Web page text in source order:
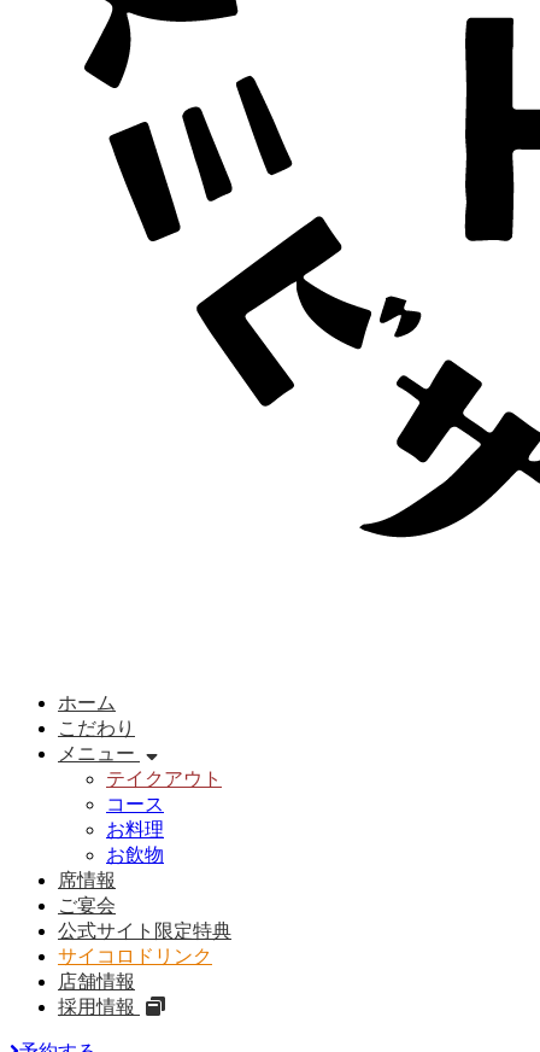
ホーム
こだわり
メニュー
テイクアウト
コース
お料理
お飲物
席情報
ご宴会
公式サイト限定特典
サイコロドリンク
店舗情報
採用情報